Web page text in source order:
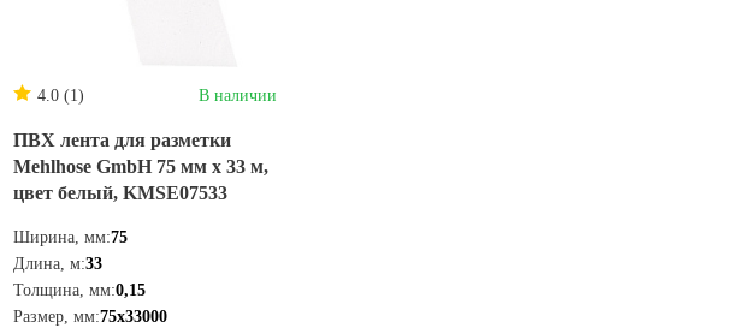
4.0 (1) В наличии
ПВХ лента для разметки
Mehlhose GmbH 75 мм х 33 м,
цвет белый, KMSE07533
Ширина, мм:75
Длина, м:33
Толщина, мм:0,15
Размер, мм:75х33000